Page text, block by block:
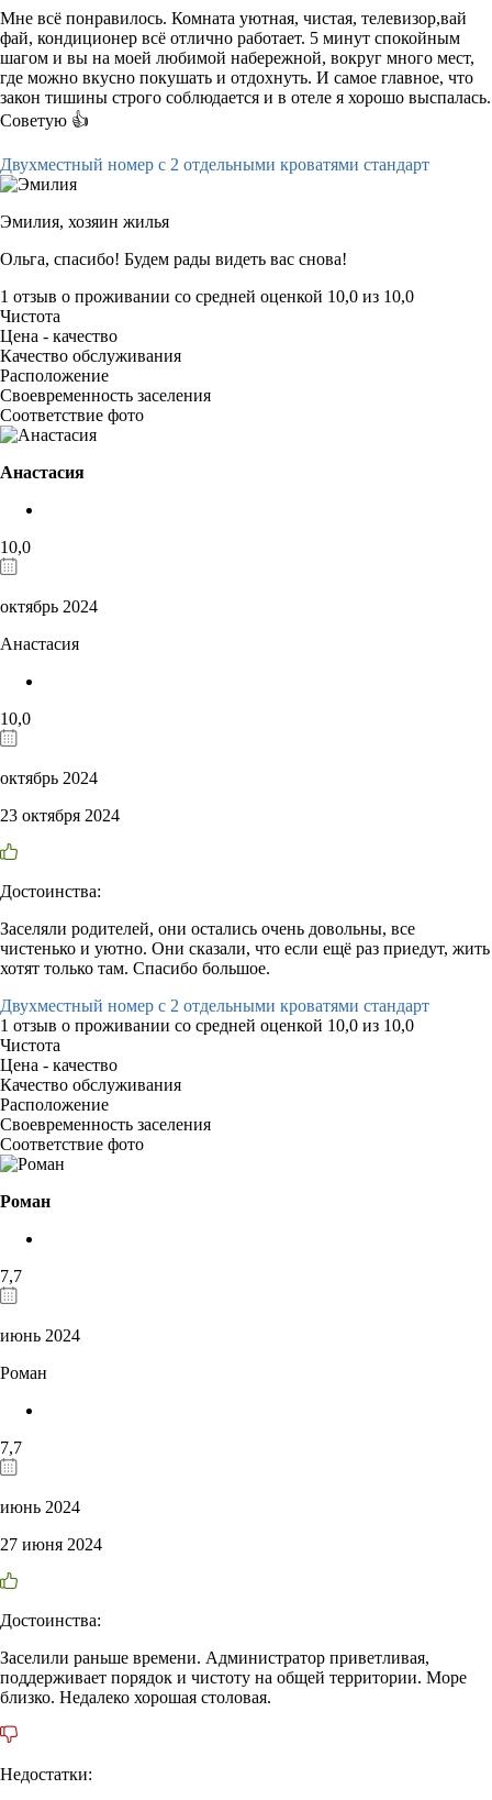
Мне всё понравилось. Комната уютная, чистая, телевизор,вай
фай, кондиционер всё отлично работает. 5 минут спокойным
шагом и вы на моей любимой набережной, вокруг много мест,
где можно вкусно покушать и отдохнуть. И самое главное, что
закон тишины строго соблюдается и в отеле я хорошо выспалась.
Советую 👍
Двухместный номер с 2 отдельными кроватями стандарт
Эмилия, хозяин жилья
Ольга, спасибо! Будем рады видеть вас снова!
1 отзыв о проживании со средней оценкой 10,0 из 10,0
Чистота
Цена - качество
Качество обслуживания
Расположение
Своевременность заселения
Соответствие фото
Анастасия
10,0
октябрь 2024
Анастасия
10,0
октябрь 2024
23 октября 2024
Достоинства:
Заселяли родителей, они остались очень довольны, все
чистенько и уютно. Они сказали, что если ещё раз приедут, жить
хотят только там. Спасибо большое.
Двухместный номер с 2 отдельными кроватями стандарт
1 отзыв о проживании со средней оценкой 10,0 из 10,0
Чистота
Цена - качество
Качество обслуживания
Расположение
Своевременность заселения
Соответствие фото
Роман
7,7
июнь 2024
Роман
7,7
июнь 2024
27 июня 2024
Достоинства:
Заселили раньше времени. Администратор приветливая,
поддерживает порядок и чистоту на общей территории. Море
близко. Недалеко хорошая столовая.
Недостатки: